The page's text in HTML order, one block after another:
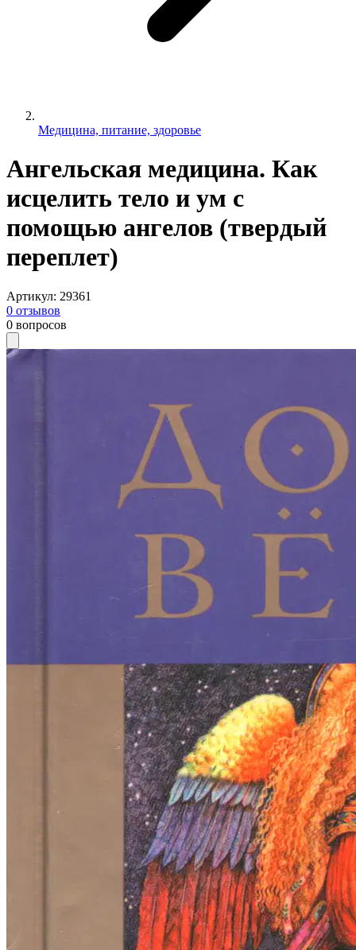
Медицина, питание, здоровье
Ангельская медицина. Как
исцелить тело и ум с
помощью ангелов (твердый
переплет)
Артикул: 29361
0 отзывов
0 вопросов